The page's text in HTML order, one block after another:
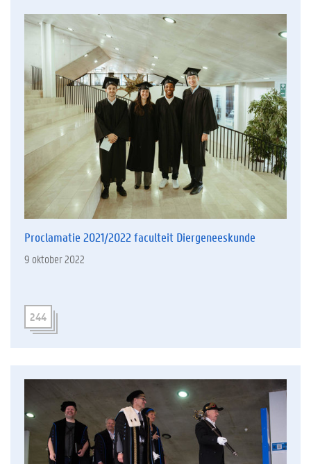
Proclamatie 2021/2022 faculteit Diergeneeskunde
9 oktober 2022
244